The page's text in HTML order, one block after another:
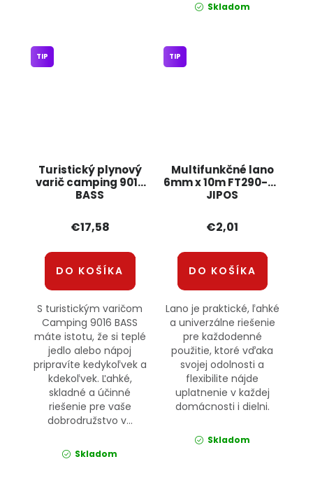
Skladom
Turistický plynový
varič camping 9016
BASS
TIP
€17,58
DO KOŠÍKA
S turistickým varičom
Camping 9016 BASS
máte istotu, že si teplé
jedlo alebo nápoj
pripravíte kedykoľvek a
kdekoľvek. Ľahké,
skladné a účinné
riešenie pre vaše
dobrodružstvo v...
Skladom
Multifunkčné lano
6mm x 10m FT290-30
JIPOS
TIP
€2,01
DO KOŠÍKA
Lano je praktické, ľahké
a univerzálne riešenie
pre každodenné
použitie, ktoré vďaka
svojej odolnosti a
flexibilite nájde
uplatnenie v každej
domácnosti i dielni.
Skladom